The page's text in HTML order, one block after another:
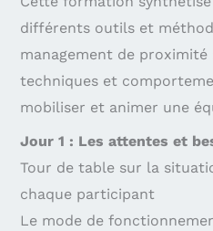
différents outils et
management de proximité
techniques et
mobiliser et animer une
Jour 1 : Les attentes et
Tour de table sur la
chaque participant
Le mode de